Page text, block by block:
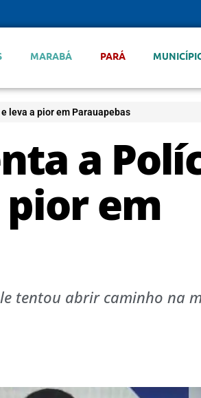
MARABÁ PARÁ
leva a pior em Parauapebas
a
pior em
tentou abrir caminho na